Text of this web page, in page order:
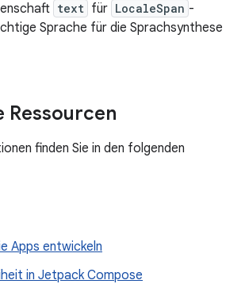
text für LocaleSpan -
Sprache für die Sprachsynthese
Ressourcen
finden Sie in den folgenden
Apps entwickeln
in Jetpack Compose